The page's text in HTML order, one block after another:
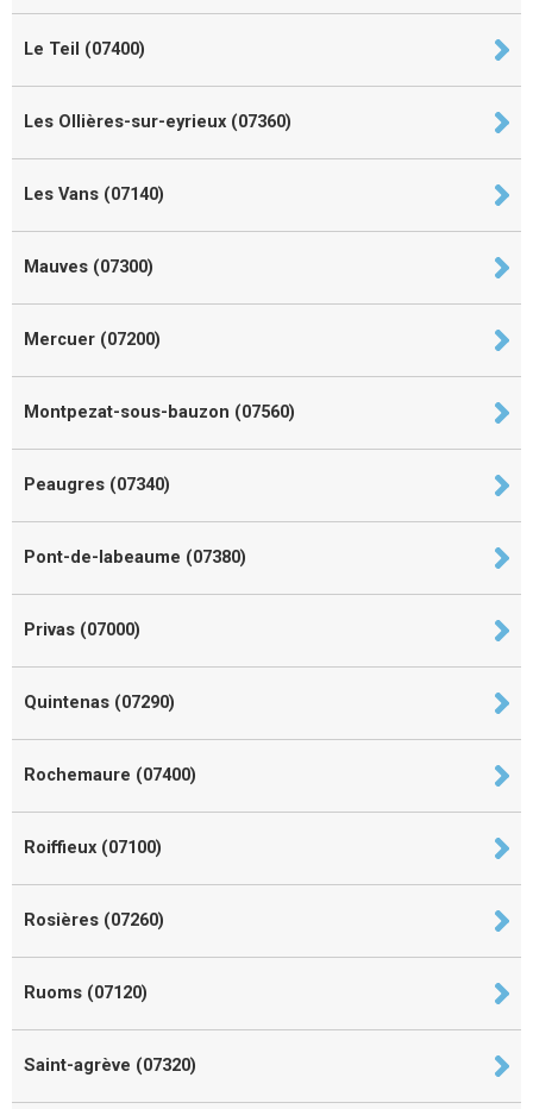
Le Teil (07400)
Les Ollières-sur-eyrieux (07360)
Les Vans (07140)
Mauves (07300)
Mercuer (07200)
Montpezat-sous-bauzon (07560)
Peaugres (07340)
Pont-de-labeaume (07380)
Privas (07000)
Quintenas (07290)
Rochemaure (07400)
Roiffieux (07100)
Rosières (07260)
Ruoms (07120)
Saint-agrève (07320)